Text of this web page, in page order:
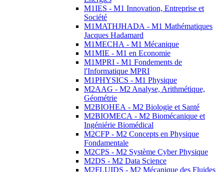
M1IES - M1 Innovation, Entreprise et
Société
M1MATHJHADA - M1 Mathématiques
Jacques Hadamard
M1MECHA - M1 Mécanique
M1MIE - M1 en Economie
M1MPRI - M1 Fondements de
l'Informatique MPRI
M1PHYSICS - M1 Physique
M2AAG - M2 Analyse, Arithmétique,
Géométrie
M2BIOHEA - M2 Biologie et Santé
M2BIOMECA - M2 Biomécanique et
Ingéniérie Biomédical
M2CFP - M2 Concepts en Physique
Fondamentale
M2CPS - M2 Système Cyber Physique
M2DS - M2 Data Science
M2FLUIDS - M2 Mécanique des Fluides